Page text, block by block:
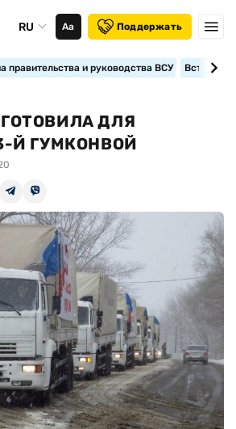
RU Аа Поддержать
правительства и руководства ВСУ
ДЛЯ
Й ГУМКОНВОЙ